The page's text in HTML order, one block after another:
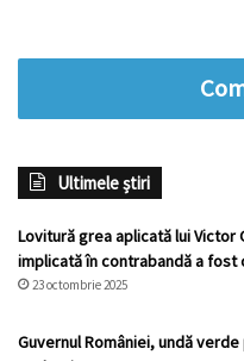
Ultimele știri
Lovitură grea aplicată lui Victor
implicată în contrabandă a fost
23 octombrie 2025
Guvernul României, undă